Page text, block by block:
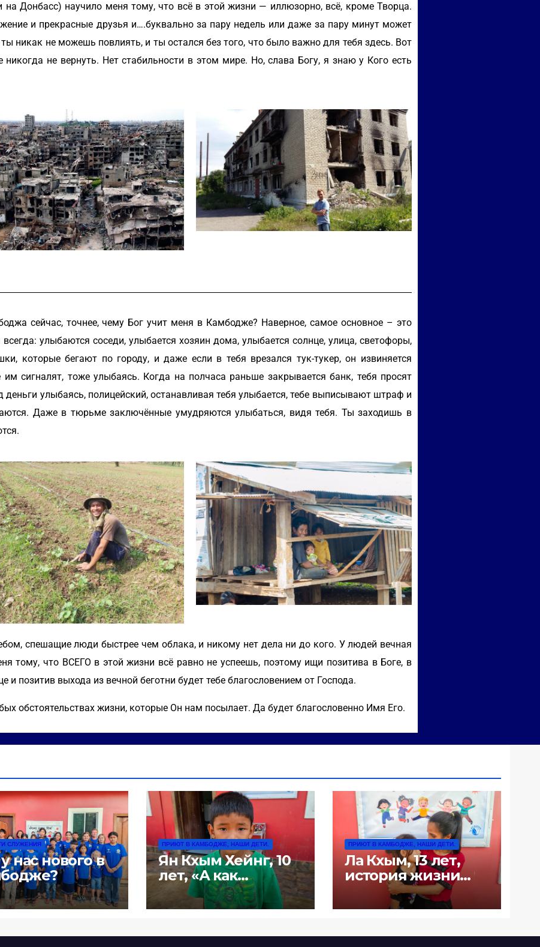
Донбасс) научило меня тому, что всё в этой жизни — иллюзорно, всё, кроме Творца.
и прекрасные друзья и….буквально за пару недель или даже за пару минут может
никак не можешь повлиять, и ты остался без того, что было важно для тебя здесь. Вот
не вернуть. Нет стабильности в этом мире. Но, слава Богу, я знаю у Кого есть
сейчас, точнее, чему Бог учит меня в Камбодже? Наверное, самое основное – это
улыбаются соседи, улыбается хозяин дома, улыбается солнце, улица, светофоры,
которые бегают по городу, и даже если в тебя врезался тук-тукер, он извиняется
сигналят, тоже улыбаясь. Когда на полчаса раньше закрывается банк, тебя просят
улыбаясь, полицейский, останавливая тебя улыбается, тебе выписывают штраф и
Даже в тюрьме заключённые умудряются улыбаться, видя тебя. Ты заходишь в
спешащие люди быстрее чем облака, и никому нет дела ни до кого. У людей вечная
тому, что ВСЕГО в этой жизни всё равно не успеешь, поэтому ищи позитива в Боге, в
позитив выхода из вечной беготни будет тебе благословением от Господа.
обстоятельствах жизни, которые Он нам посылает. Да будет благословенно Имя Его.
СЛУЖЕНИЯ
нас нового в
ПРИЮТ В КАМБОДЖЕ, НАШИ ДЕТИ.
Ян Кхым Хейнг, 10
лет, «А как
ребёнок попал к
вам?»
ПРИЮТ В КАМБОДЖЕ, НАШИ ДЕТИ.
Ла Кхым, 13 лет,
история жизни
«Когда это
произошло